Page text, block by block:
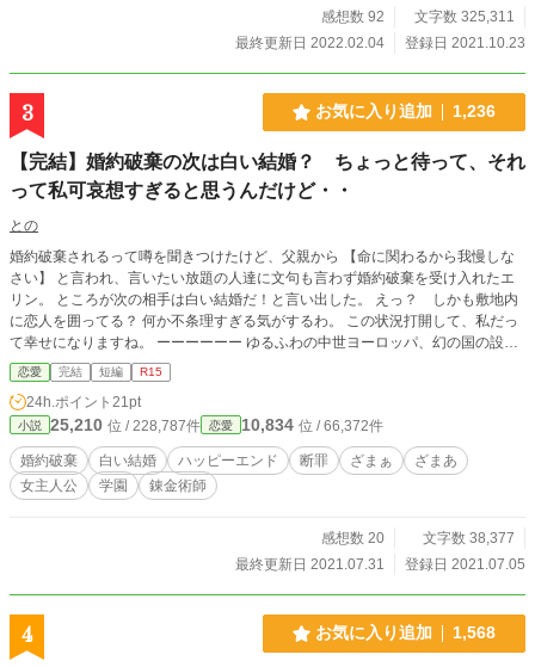
感想数 92
文字数 325,311
最終更新日 2022.02.04
登録日 2021.10.23
3 お気に入り追加 1,236
【完結】婚約破棄の次は白い結婚？ ちょっと待って、それ
って私可哀想すぎると思うんだけど・・
との
婚約破棄されるって噂を聞きつけたけど、父親から 【命に関わるから我慢しな
さい】 と言われ、言いたい放題の人達に文句も言わず婚約破棄を受け入れたエ
リン。 ところが次の相手は白い結婚だ！と言い出した。 えっ？ しかも敷地内
に恋人を囲ってる？ 何か不条理すぎる気がするわ。 この状況打開して、私だっ
て幸せになりますね。 ーーーーーー ゆるふわの中世ヨーロッパ、幻の国の設定
恋愛 完結 短編 R15
24h.ポイント 21pt
小説 25,210 位 / 228,787件 恋愛 10,834 位 / 66,372件
婚約破棄 白い結婚 ハッピーエンド 断罪 ざまぁ
ざまあ
女主人公
学園 錬金術師
感想数 20
文字数 38,377
最終更新日 2021.07.31
登録日 2021.07.05
4 お気に入り追加 1,568